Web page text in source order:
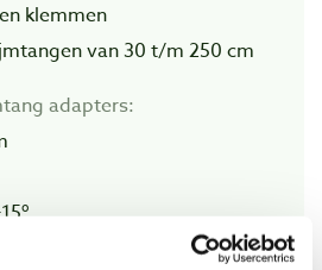
klemmen
van 30 t/m 250 cm
adapters:
en spannen op schuine